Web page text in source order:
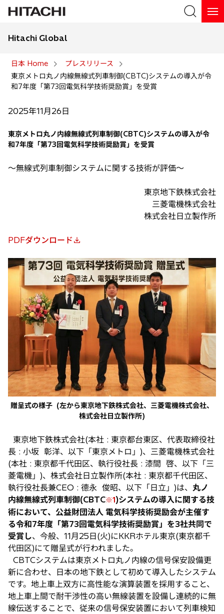
検索
Hitachi Global
日本 Home
プレスリリース
東京メトロ丸ノ内線無線式列車制御(CBTC)システムの導入が令
和7年度「第73回電気科学技術奨励賞」を受賞
2025年11月26日
東京メトロ丸ノ内線無線式列車制御(CBTC)システムの導入が令
和7年度「第73回電気科学技術奨励賞」を受賞
〜無線式列車制御システムに関する技術が評価〜
東京地下鉄株式会社
三菱電機株式会社
株式会社日立製作所
PDFダウンロード
新
し
い
開
贈呈式の様子 (左から東京地下鉄株式会社、三菱電機株式会社、
株式会社日立製作所)
東京地下鉄株式会社(本社 : 東京都台東区、代表取締役社
長 : 小坂 彰洋、以下「東京メトロ」)、三菱電機株式会社
(本社 : 東京都千代田区、執行役社長 : 漆間 啓、以下「三
菱電機」)、株式会社日立製作所(本社 : 東京都千代田区、
執行役社長兼CEO : 德永 俊昭、以下「日立」)は、 丸ノ
内線無線式列車制御(CBTC※1)システムの導入に関する技
術において、公益財団法人 電気科学技術奨励会が主催す
る令和7年度「第73回電気科学技術奨励賞」を3社共同で
受賞し、今般、11月25日(火)にKKRホテル東京(東京都千
代田区)にて贈呈式が行われました。
CBTCシステムは東京メトロ丸ノ内線の信号保安設備更
新に合わせ、日本の地下鉄として初めて導入したシステム
です。地上車上双方に高性能な演算装置を採用すること、
地上車上間で耐干渉性の高い無線装置を設備し連続的に無
線伝送することで、従来の信号保安装置において列車検知